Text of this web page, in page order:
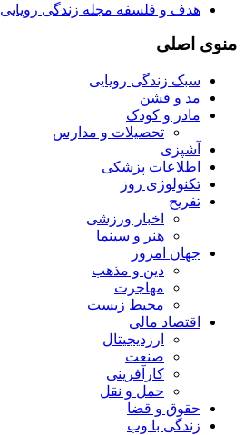
هدف و فلسفه مجله زندگی رویایی
منوی اصلی
سبک زندگی رویایی
مد و فشن
مادر و کودک
تحصیلات و مدارس
آشپزی
اطلاعات پزشکی
تکنولوژی روز
تفریح
اخبار ورزشی
هنر و سینما
جهان امروز
دین و مذهب
مهاجرت
محیط زیست
اقتصاد مالی
ارزدیجیتال
صنعت
کارآفرینی
حمل و نقل
حقوق و قضا
زندگی با وب